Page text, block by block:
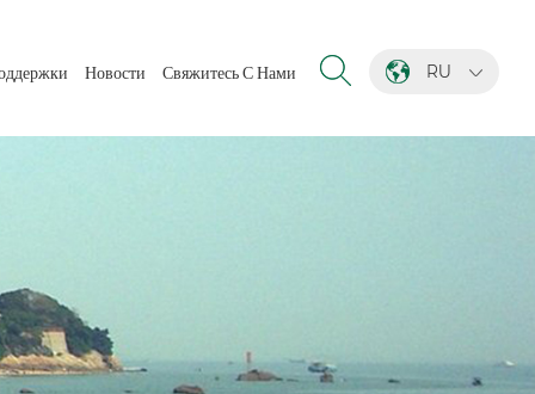
RU
Новости Свяжитесь С Нами